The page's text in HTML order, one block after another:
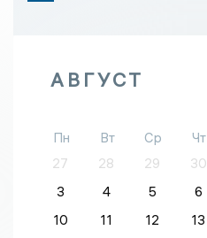
АВГУСТ
Пн Вт Ср Чт
27
28 29 30
3
4 5 6
10
11 12 13